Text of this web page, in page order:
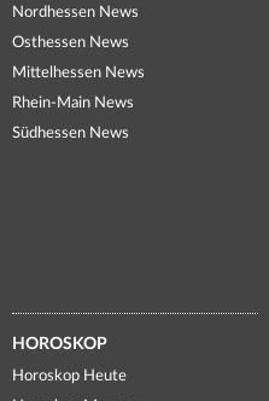
Nordhessen News
Osthessen News
Mittelhessen News
Rhein-Main News
Südhessen News
HOROSKOP
Horoskop Heute